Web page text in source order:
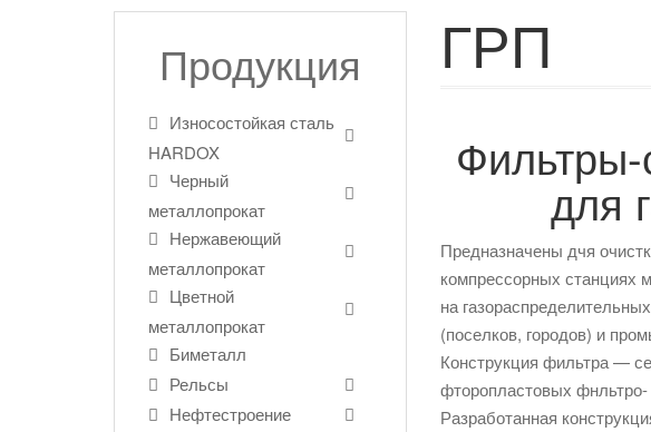
ГРП
Фильтры-
для
Предназначены дчя
компрессорных станциях
на
(поселков, городов) и
Конструкция фильтра —
фторопластовых
Разработанная
Продукция
Износостойкая сталь
HARDOX
Черный
металлопрокат
Нержавеющий
металлопрокат
Цветной
металлопрокат
Биметалл
Рельсы
Нефтестроение